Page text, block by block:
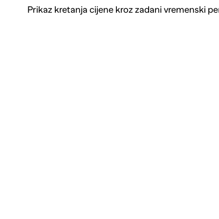
Prikaz kretanja cijene kroz zadani vremenski